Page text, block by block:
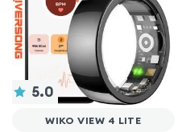
5.0
WIKO VIEW 4 LITE